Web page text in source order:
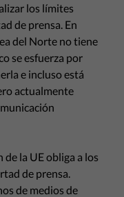
los límites
de prensa. En
del Norte no tiene
se esfuerza por
e incluso está
actualmente
la UE obliga a los
de prensa.
de medios de